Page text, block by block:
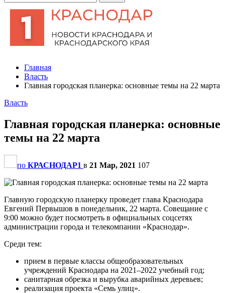
Главная
Власть
Главная городская планерка: основные темы на 22 марта
Власть
Главная городская планерка: основные
темы на 22 марта
по КРАСНОДАР1 в 21 Мар, 2021 107
Главную городскую планерку проведет глава Краснодара
Евгений Первышов в понедельник, 22 марта. Совещание с
9:00 можно будет посмотреть в официальных соцсетях
администрации города и телекомпании «Краснодар».
Среди тем:
прием в первые классы общеобразовательных
учреждений Краснодара на 2021–2022 учебный год;
санитарная обрезка и вырубка аварийных деревьев;
реализация проекта «Семь улиц».